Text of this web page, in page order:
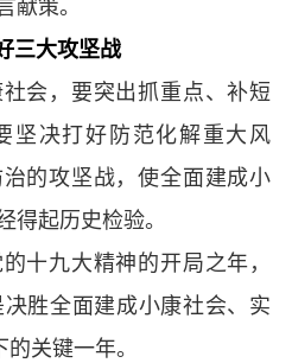
献策。
三大攻坚战
，要突出抓重点、补短
坚决打好防范化解重大风
的攻坚战，使全面建成小
得起历史检验。
九大精神的开局之年，
胜全面建成小康社会、实
关键一年。